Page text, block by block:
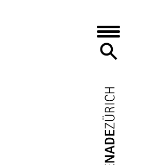
Nachilfe und